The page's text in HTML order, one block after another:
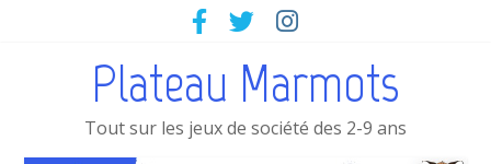
Plateau Marmots
Tout sur les jeux de société des 2-9 ans